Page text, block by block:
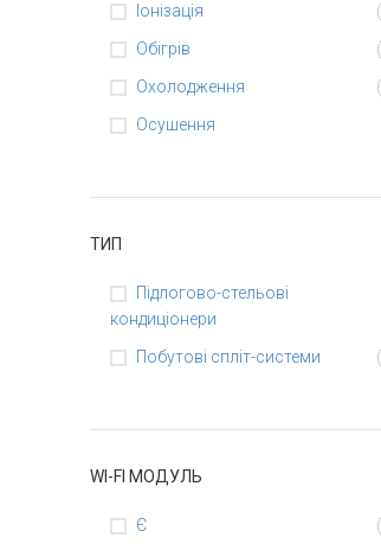
Іонізація
Обігрів
Охолодження
Осушення
ТИП
Підлогово-стельові
кондиціонери
Побутові спліт-системи
WI-FI МОДУЛЬ
Є